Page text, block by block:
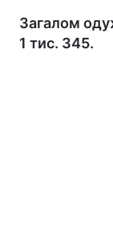
Загалом
1 тис. 345.